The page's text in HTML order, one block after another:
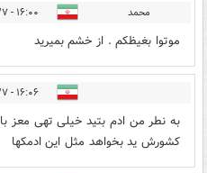
محمد ۱۶:۰۰ - ۱۴۰۵/۰۳/۲۷
موتوا بغیظکم . از خشم بمیرید
۱۶:۰۶ - ۱۴۰۵/۰۳/۲۷
به نطر من ادم بتید خیلی تهی
کشورش ید بخواهد مثل این ادمکها